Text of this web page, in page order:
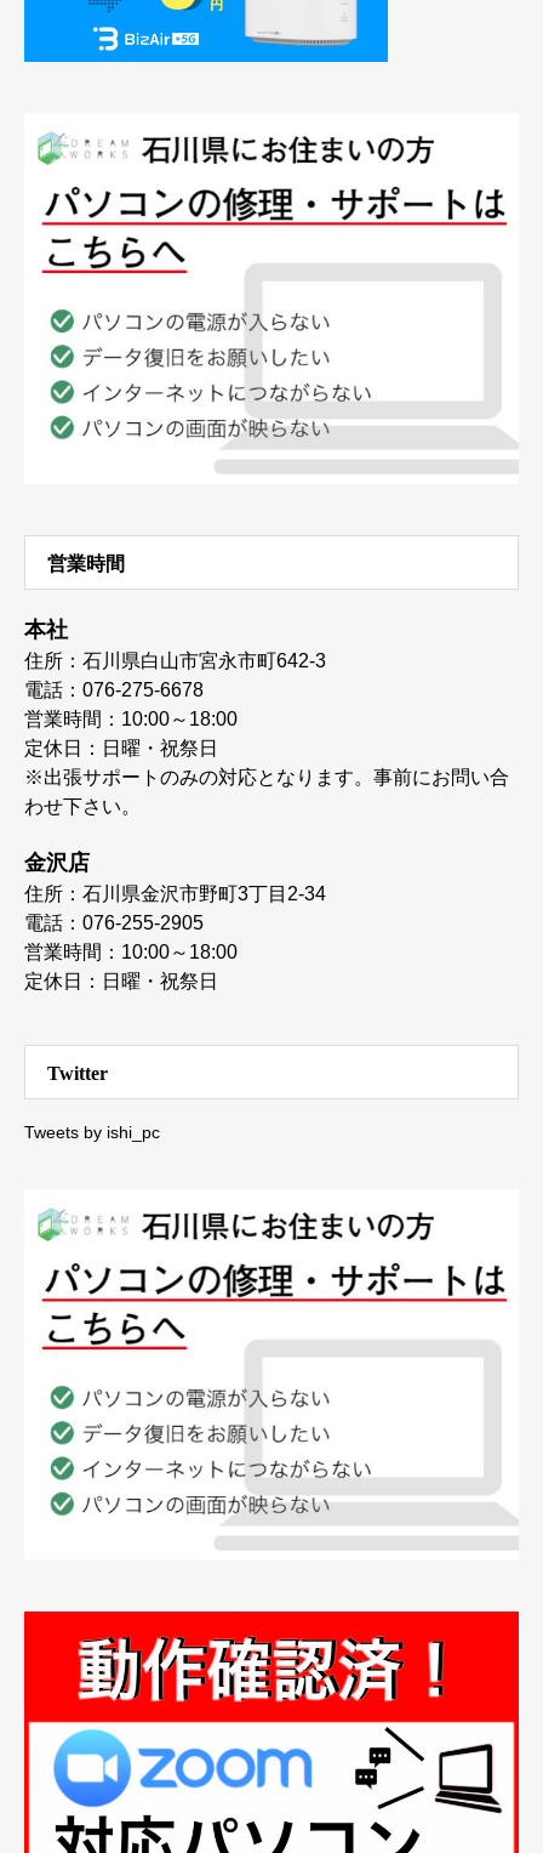
営業時間
本社
住所：石川県白山市宮永市町642-3
電話：076-275-6678
営業時間：10:00～18:00
定休日：日曜・祝祭日
※出張サポートのみの対応となります。事前にお問い合
わせ下さい。
金沢店
住所：石川県金沢市野町3丁目2-34
電話：076-255-2905
営業時間：10:00～18:00
定休日：日曜・祝祭日
Twitter
Tweets by ishi_pc